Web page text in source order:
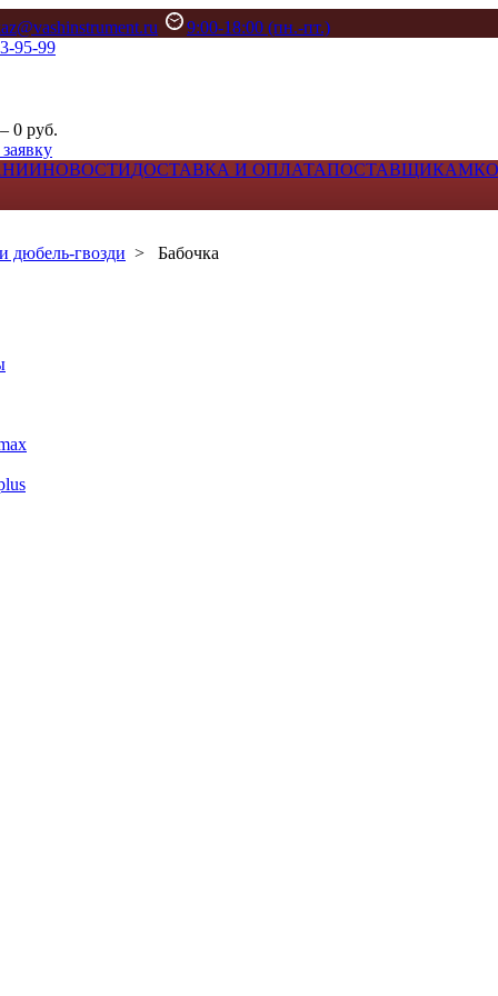
9:00-18:00 (пн.-пт.)
95-99
0 руб.
НОВОСТИДОСТАВКА И ОПЛАТАПОСТАВЩИКАМ
дюбель-гвозди > Бабочка